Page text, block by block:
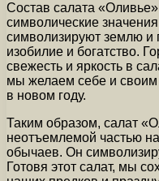
Состав салата
символические
символизируют землю и
изобилие и богатство.
свежесть и яркость в
мы желаем себе и своим
в новом году.
Таким образом, салат
неотъемлемой частью
обычаев. Он
Готовя этот салат, мы